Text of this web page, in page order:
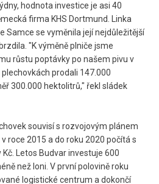
hodnota investice je asi 40
firma KHS Dortmund. Linka
Samce se vyměnila její nejdůležitější
"K výměně plniče jsme
růstu poptávky po našem pivu v
prodali 147.000
300.000 hektolitrů," řekl sládek
souvisí s rozvojovým plánem
roce 2015 a do roku 2020 počítá s
Letos Budvar investuje 600
než loni. V první polovině roku
logistické centrum a dokončí